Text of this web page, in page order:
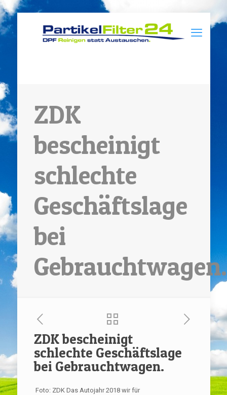
ZDK
bescheinigt
schlechte
Geschäftslage
bei
Gebrauchtwagen.
ZDK bescheinigt
schlechte Geschäftslage
bei Gebrauchtwagen.
Foto: ZDK Das Autojahr 2018 wir für